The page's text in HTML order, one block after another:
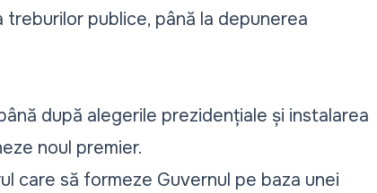
publice, până la depunerea
după alegerile prezidențiale și instalarea
noul premier.
care să formeze Guvernul pe baza unei